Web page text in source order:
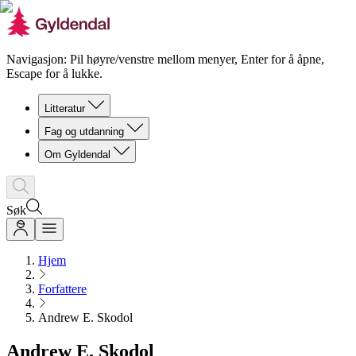
Navigasjon: Pil høyre/venstre mellom menyer, Enter for å åpne,
Escape for å lukke.
Litteratur
Fag og utdanning
Om Gyldendal
Søk
Hjem
Forfattere
Andrew E. Skodol
Andrew E. Skodol